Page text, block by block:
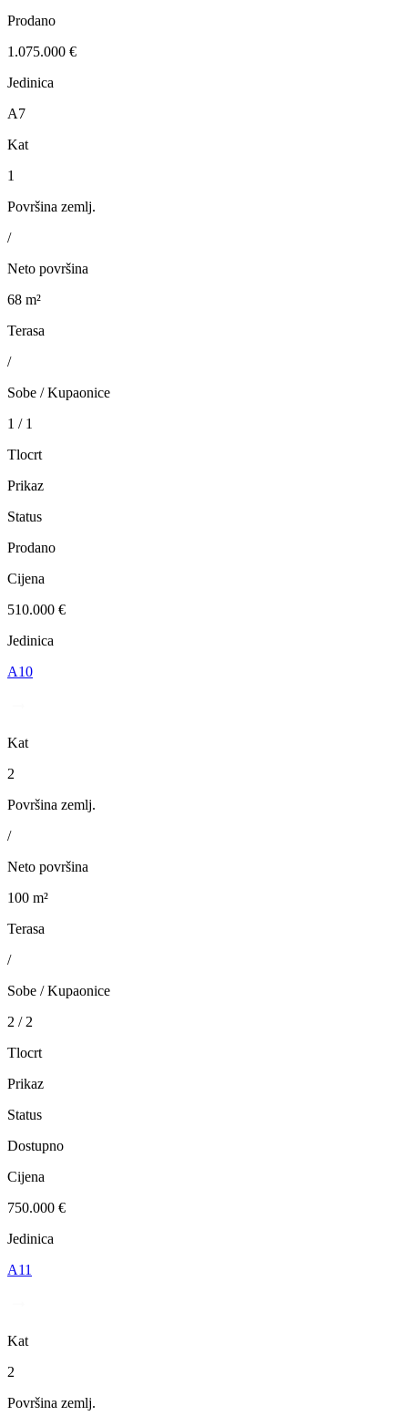
Prodano
1.075.000 €
Jedinica
A7
Kat
1
Površina zemlj.
/
Neto površina
68 m²
Terasa
/
Sobe / Kupaonice
1 / 1
Tlocrt
Prikaz
Status
Prodano
Cijena
510.000 €
Jedinica
A10
Kat
2
Površina zemlj.
/
Neto površina
100 m²
Terasa
/
Sobe / Kupaonice
2 / 2
Tlocrt
Prikaz
Status
Dostupno
Cijena
750.000 €
Jedinica
A11
Kat
2
Površina zemlj.